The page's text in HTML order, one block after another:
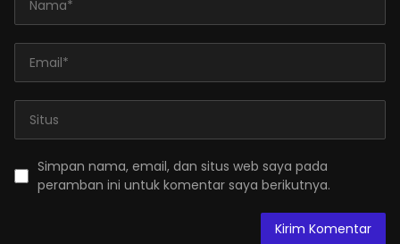
Simpan nama, email, dan situs web saya pada
peramban ini untuk komentar saya berikutnya.